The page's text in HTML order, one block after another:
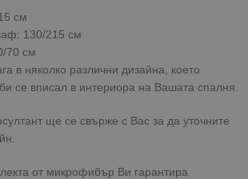
см
130/215 см
70 см
в няколко различни дизайна, което
се вписал в интериора на Вашата спалня.
ще се свърже с Вас за да уточните
от микрофибър Ви гарантира